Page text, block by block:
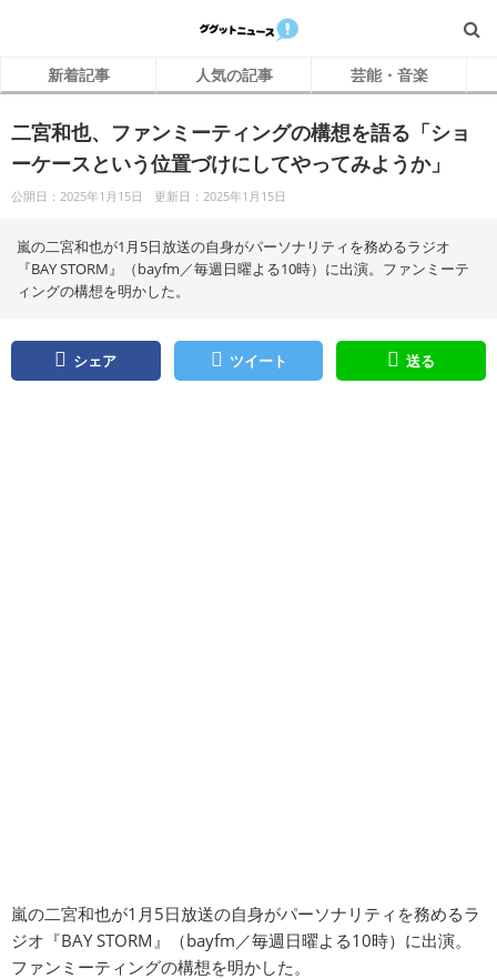
新着記事 人気の記事 芸能・音楽
二宮和也、ファンミーティングの構想を語る「ショ
ーケースという位置づけにしてやってみようか」
公開日：2025年1月15日 更新日：2025年1月15日
嵐の二宮和也が1月5日放送の自身がパーソナリティを務めるラジオ
『BAY STORM』（bayfm／毎週日曜よる10時）に出演。ファンミーテ
ィングの構想を明かした。
シェア ツイート 送る
嵐の二宮和也が1月5日放送の自身がパーソナリティを務めるラ
ジオ『BAY STORM』（bayfm／毎週日曜よる10時）に出演。
ファンミーティングの構想を明かした。